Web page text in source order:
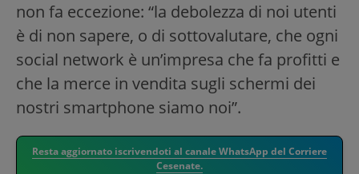
non fa eccezione: “la debolezza di noi utenti
è di non sapere, o di sottovalutare, che ogni
social network è un’impresa che fa profitti e
che la merce in vendita sugli schermi dei
nostri smartphone siamo noi”.
Resta aggiornato iscrivendoti al canale WhatsApp del Corriere
Cesenate.